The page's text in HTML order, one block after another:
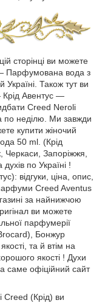
сторінці ви можете
Парфумована вода з
Україні. Також тут ви
Авентус ―
Creed Neroli
по неділю. Ми завжди
купити жіночий
50 ml. (Крід
Черкаси, Запоріжжя,
по Україні !
відгуки, ціна, опис,
Creed Aventus
за найнижчою
ви можете
парфумерії
Бонжур
та й втім на
якості ! Духи
саме офіційний сайт
Creed (Крід) ви